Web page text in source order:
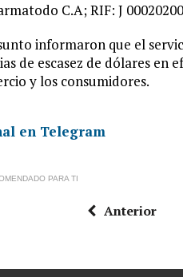
C.A; RIF: J
informaron que el
de escasez de dólares
y los consumidores.
en Telegram
PARA TI
Anterior